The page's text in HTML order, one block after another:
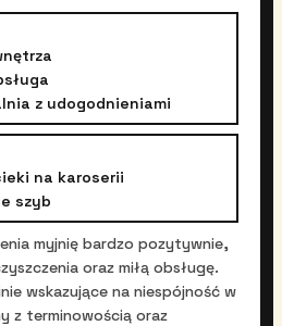
z udogodnieniami
na karoserii
szyb
myjnię bardzo pozytywnie,
oraz miłą obsługę.
wskazujące na niespójność w
z terminowością oraz